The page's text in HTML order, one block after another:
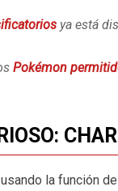
ya está
Pokémon
la función